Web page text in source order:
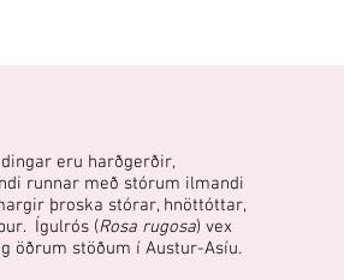
eru harðgerðir,
runnar með stórum ilmandi
þroska stórar, hnöttóttar,
Ígulrós (Rosa rugosa) vex
öðrum stöðum í Austur-Asíu.